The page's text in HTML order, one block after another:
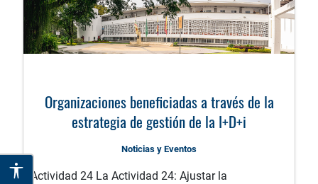
Organizaciones beneficiadas a través de la
estrategia de gestión de la I+D+i
Noticias y Eventos
Actividad 24 La Actividad 24: Ajustar la